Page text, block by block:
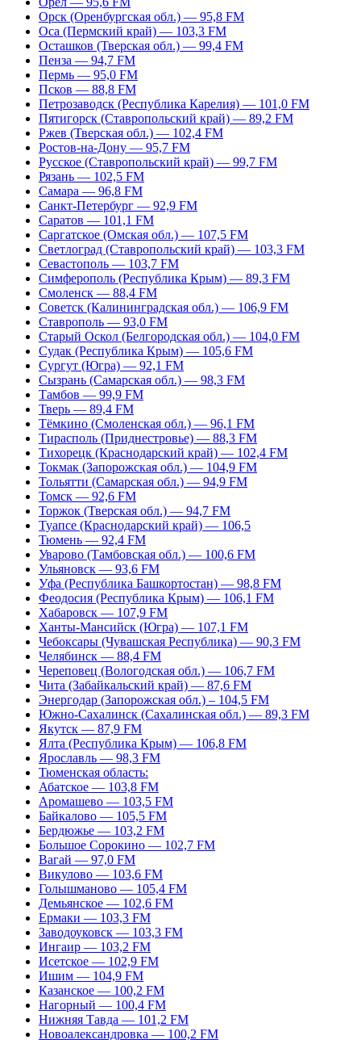
Орск (Оренбургская обл.) — 95,8 FM
Оса (Пермский край) — 103,3 FM
Осташков (Тверская обл.) — 99,4 FM
Пенза — 94,7 FM
Пермь — 95,0 FM
Псков — 88,8 FM
Петрозаводск (Республика Карелия) — 101,0 FM
Пятигорск (Ставропольский край) — 89,2 FM
Ржев (Тверская обл.) — 102,4 FM
Ростов-на-Дону — 95,7 FM
Русское (Ставропольский край) — 99,7 FM
Рязань — 102,5 FM
Самара — 96,8 FM
Санкт-Петербург — 92,9 FM
Саратов — 101,1 FM
Саргатское (Омская обл.) — 107,5 FM
Светлоград (Ставропольский край) — 103,3 FM
Севастополь — 103,7 FM
Симферополь (Республика Крым) — 89,3 FM
Смоленск — 88,4 FM
Советск (Калининградская обл.) — 106,9 FM
Ставрополь — 93,0 FM
Старый Оскол (Белгородская обл.) — 104,0 FM
Судак (Республика Крым) — 105,6 FM
Сургут (Югра) — 92,1 FM
Сызрань (Самарская обл.) — 98,3 FM
Тамбов — 99,9 FM
Тверь — 89,4 FM
Тёмкино (Смоленская обл.) — 96,1 FM
Тирасполь (Приднестровье) — 88,3 FM
Тихорецк (Краснодарский край) — 102,4 FM
Токмак (Запорожская обл.) — 104,9 FM
Тольятти (Самарская обл.) — 94,9 FM
Томск — 92,6 FM
Торжок (Тверская обл.) — 94,7 FM
Туапсе (Краснодарский край) — 106,5
Тюмень — 92,4 FM
Уварово (Тамбовская обл.) — 100,6 FM
Ульяновск — 93,6 FM
Уфа (Республика Башкортостан) — 98,8 FM
Феодосия (Республика Крым) — 106,1 FM
Хабаровск — 107,9 FM
Ханты-Мансийск (Югра) — 107,1 FM
Чебоксары (Чувашская Республика) — 90,3 FM
Челябинск — 88,4 FM
Череповец (Вологодская обл.) — 106,7 FM
Чита (Забайкальский край) — 87,6 FM
Энергодар (Запорожская обл.) – 104,5 FM
Южно-Сахалинск (Сахалинская обл.) — 89,3 FM
Якутск — 87,9 FM
Ялта (Республика Крым) — 106,8 FM
Ярославль — 98,3 FM
Тюменская область:
Абатское — 103,8 FM
Аромашево — 103,5 FM
Байкалово — 105,5 FM
Бердюжье — 103,2 FM
Большое Сорокино — 102,7 FM
Вагай — 97,0 FM
Викулово — 103,6 FM
Голышманово — 105,4 FM
Демьянское — 102,6 FM
Ермаки — 103,3 FM
Заводоуковск — 103,3 FM
Ингаир — 103,2 FM
Исетское — 102,9 FM
Ишим — 104,9 FM
Казанское — 100,2 FM
Нагорный — 100,4 FM
Нижняя Тавда — 101,2 FM
Новоалександровка — 100,2 FM